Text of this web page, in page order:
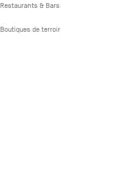
Restaurants & Bars
Boutiques de terroir